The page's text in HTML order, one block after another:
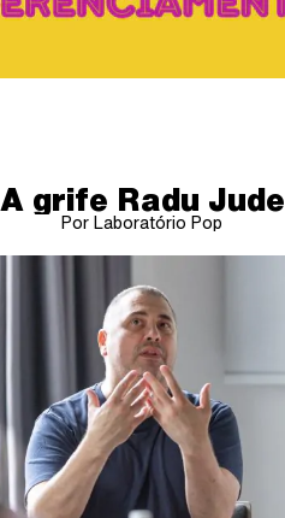
A grife Radu Jude
Por Laboratório Pop